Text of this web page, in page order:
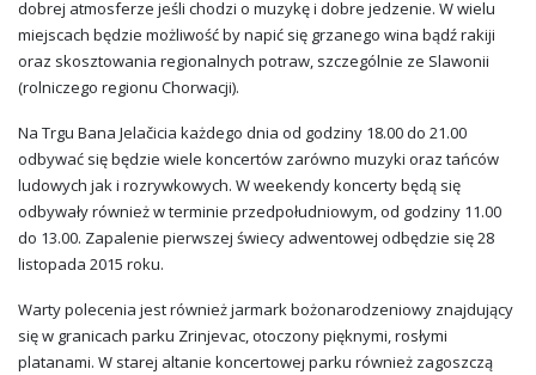
dobrej atmosferze jeśli chodzi o muzykę i dobre jedzenie. W wielu
miejscach będzie możliwość by napić się grzanego wina bądź rakiji
oraz skosztowania regionalnych potraw, szczególnie ze Slawonii
(rolniczego regionu Chorwacji).
Na Trgu Bana Jelačicia każdego dnia od godziny 18.00 do 21.00
odbywać się będzie wiele koncertów zarówno muzyki oraz tańców
ludowych jak i rozrywkowych. W weekendy koncerty będą się
odbywały również w terminie przedpołudniowym, od godziny 11.00
do 13.00. Zapalenie pierwszej świecy adwentowej odbędzie się 28
listopada 2015 roku.
Warty polecenia jest również jarmark bożonarodzeniowy znajdujący
się w granicach parku Zrinjevac, otoczony pięknymi, rosłymi
platanami. W starej altanie koncertowej parku również zagoszczą